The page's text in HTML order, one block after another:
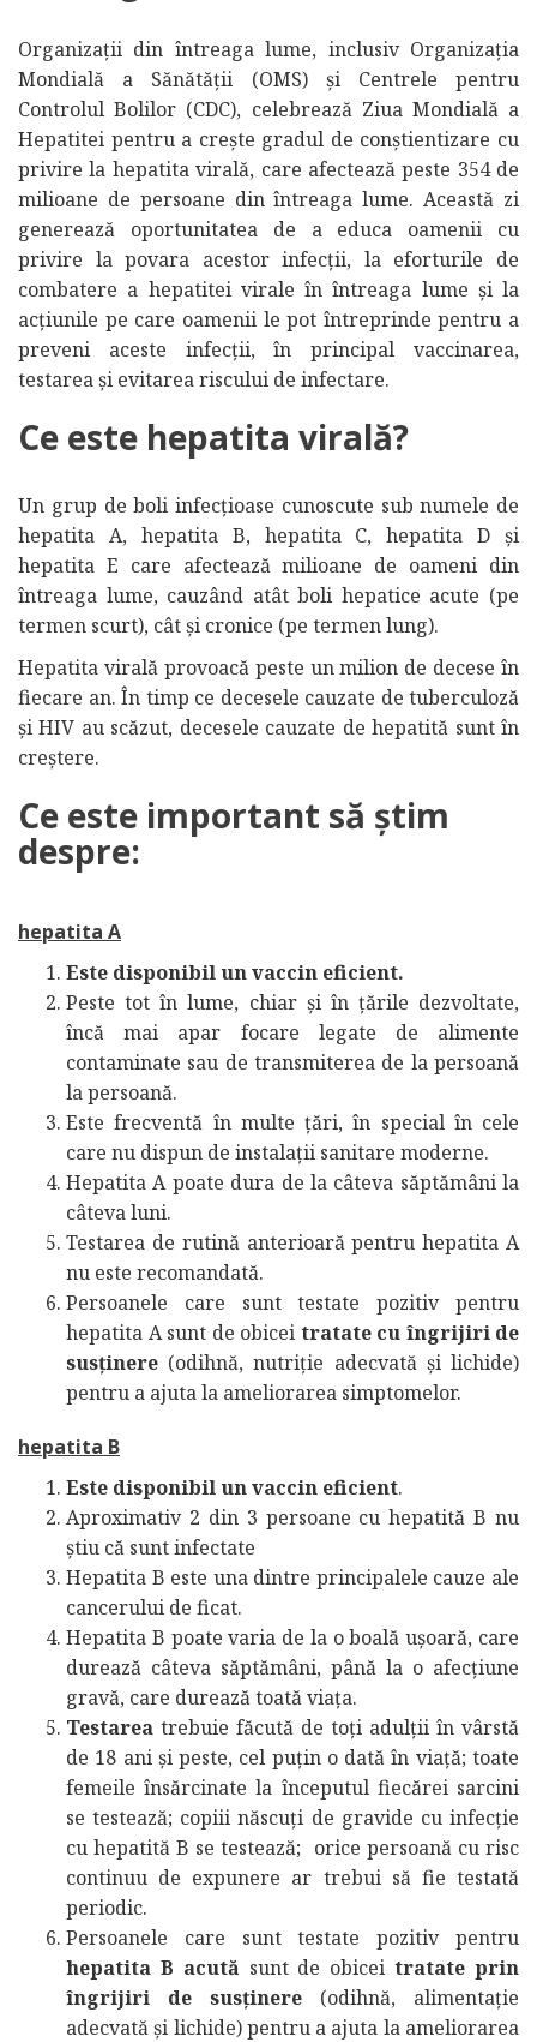
Organizații din întreaga lume, inclusiv Organizația
Mondială a Sănătății (OMS) și Centrele pentru
Controlul Bolilor (CDC), celebrează Ziua Mondială a
Hepatitei pentru a crește gradul de conștientizare cu
privire la hepatita virală, care afectează peste 354 de
milioane de persoane din întreaga lume. Această zi
generează oportunitatea de a educa oamenii cu
privire la povara acestor infecții, la eforturile de
combatere a hepatitei virale în întreaga lume și la
acțiunile pe care oamenii le pot întreprinde pentru a
preveni aceste infecții, în principal vaccinarea,
testarea și evitarea riscului de infectare.
Ce este hepatita virală?
Un grup de boli infecțioase cunoscute sub numele de
hepatita A, hepatita B, hepatita C, hepatita D și
hepatita E care afectează milioane de oameni din
întreaga lume, cauzând atât boli hepatice acute (pe
termen scurt), cât și cronice (pe termen lung).
Hepatita virală provoacă peste un milion de decese în
fiecare an. În timp ce decesele cauzate de tuberculoză
și HIV au scăzut, decesele cauzate de hepatită sunt în
creștere.
Ce este important să știm
despre:
hepatita A
Este disponibil un vaccin eficient.
Peste tot în lume, chiar și în țările dezvoltate,
încă mai apar focare legate de alimente
contaminate sau de transmiterea de la persoană
la persoană.
Este frecventă în multe țări, în special în cele
care nu dispun de instalații sanitare moderne.
Hepatita A poate dura de la câteva săptămâni la
câteva luni.
Testarea de rutină anterioară pentru hepatita A
nu este recomandată.
Persoanele care sunt testate pozitiv pentru
hepatita A sunt de obicei tratate cu îngrijiri de
susținere (odihnă, nutriție adecvată și lichide)
pentru a ajuta la ameliorarea simptomelor.
hepatita B
Este disponibil un vaccin eficient.
Aproximativ 2 din 3 persoane cu hepatită B nu
știu că sunt infectate
Hepatita B este una dintre principalele cauze ale
cancerului de ficat.
Hepatita B poate varia de la o boală ușoară, care
durează câteva săptămâni, până la o afecțiune
gravă, care durează toată viața.
Testarea trebuie făcută de toți adulții în vârstă
de 18 ani și peste, cel puțin o dată în viață; toate
femeile însărcinate la începutul fiecărei sarcini
se testează; copiii născuți de gravide cu infecție
cu hepatită B se testează; orice persoană cu risc
continuu de expunere ar trebui să fie testată
periodic.
Persoanele care sunt testate pozitiv pentru
hepatita B acută sunt de obicei tratate prin
îngrijiri de susținere (odihnă, alimentație
adecvată și lichide) pentru a ajuta la ameliorarea